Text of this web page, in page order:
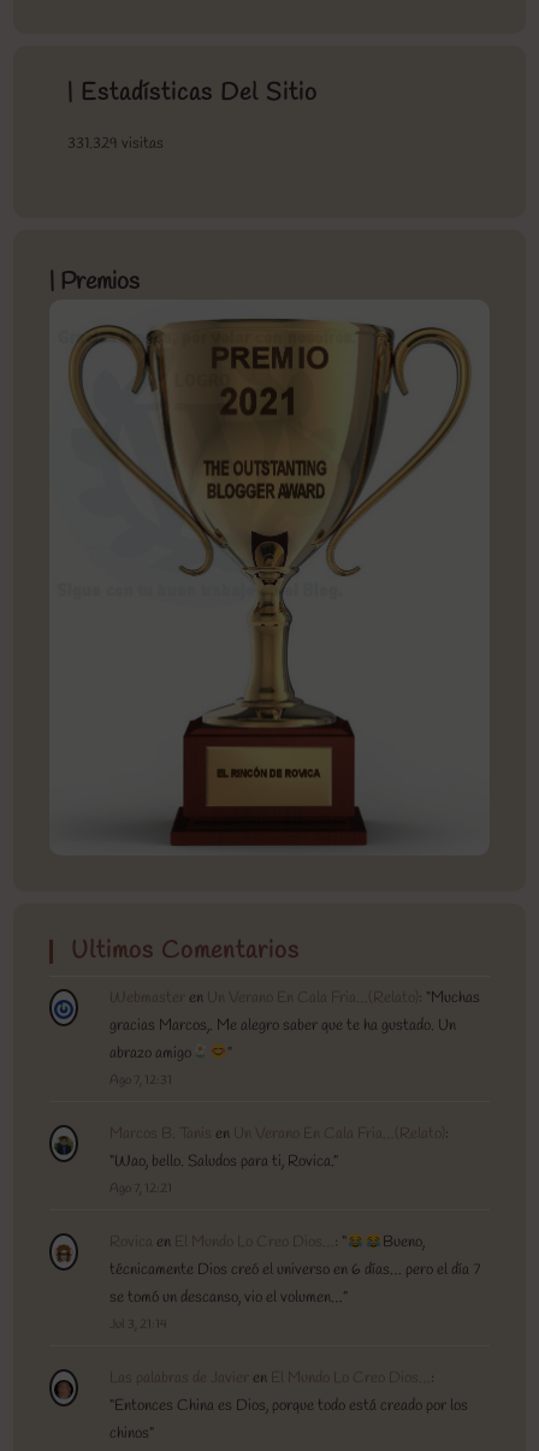
| Estadísticas Del Sitio
331.329 visitas
| Premios
Ultimos Comentarios
Webmaster en Un Verano En Cala Fria…(Relato) : “Muchas
gracias Marcos,. Me alegro saber que te ha gustado. Un
abrazo amigo
”
Ago 7, 12:31
Marcos B. Tanis en Un Verano En Cala Fria…(Relato) :
“Wao, bello. Saludos para ti, Rovica.”
Ago 7, 12:21
Rovica en El Mundo Lo Creo Dios… : “
Bueno,
técnicamente Dios creó el universo en 6 días… pero el día 7
se tomó un descanso, vio el volumen…”
Jul 3, 21:14
Las palabras de Javier en El Mundo Lo Creo Dios… :
“Entonces China es Dios, porque todo está creado por los
chinos”